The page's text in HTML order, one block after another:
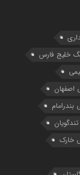
خلیج فارس
اصفهان
بندرامام
خارک